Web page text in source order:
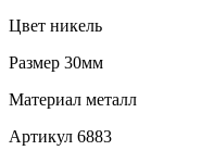
Цвет никель
Размер 30мм
Материал металл
Артикул 6883